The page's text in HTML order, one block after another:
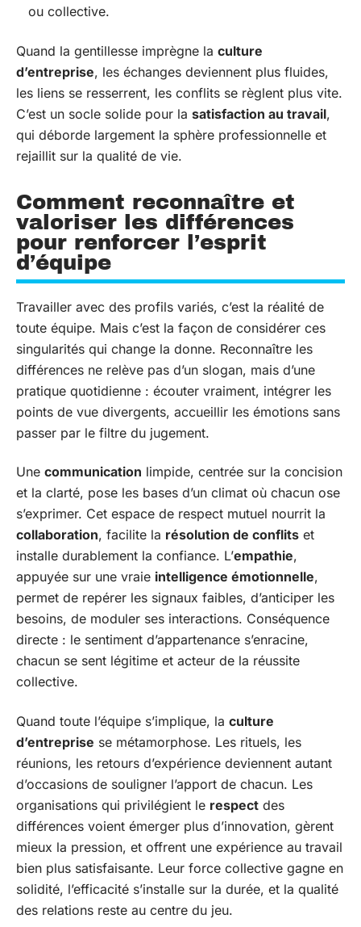
ou collective.
Quand la gentillesse imprègne la culture
d’entreprise, les échanges deviennent plus fluides,
les liens se resserrent, les conflits se règlent plus vite.
C’est un socle solide pour la satisfaction au travail,
qui déborde largement la sphère professionnelle et
rejaillit sur la qualité de vie.
Comment reconnaître et
valoriser les différences
pour renforcer l’esprit
d’équipe
Travailler avec des profils variés, c’est la réalité de
toute équipe. Mais c’est la façon de considérer ces
singularités qui change la donne. Reconnaître les
différences ne relève pas d’un slogan, mais d’une
pratique quotidienne : écouter vraiment, intégrer les
points de vue divergents, accueillir les émotions sans
passer par le filtre du jugement.
Une communication limpide, centrée sur la concision
et la clarté, pose les bases d’un climat où chacun ose
s’exprimer. Cet espace de respect mutuel nourrit la
collaboration, facilite la résolution de conflits et
installe durablement la confiance. L’empathie,
appuyée sur une vraie intelligence émotionnelle,
permet de repérer les signaux faibles, d’anticiper les
besoins, de moduler ses interactions. Conséquence
directe : le sentiment d’appartenance s’enracine,
chacun se sent légitime et acteur de la réussite
collective.
Quand toute l’équipe s’implique, la culture
d’entreprise se métamorphose. Les rituels, les
réunions, les retours d’expérience deviennent autant
d’occasions de souligner l’apport de chacun. Les
organisations qui privilégient le respect des
différences voient émerger plus d’innovation, gèrent
mieux la pression, et offrent une expérience au travail
bien plus satisfaisante. Leur force collective gagne en
solidité, l’efficacité s’installe sur la durée, et la qualité
des relations reste au centre du jeu.